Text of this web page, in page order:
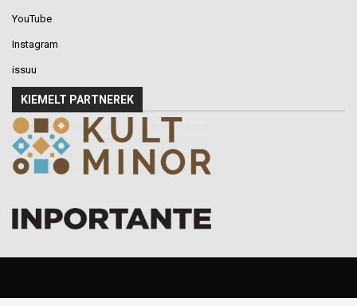
YouTube
Instagram
issuu
KIEMELT PARTNEREK